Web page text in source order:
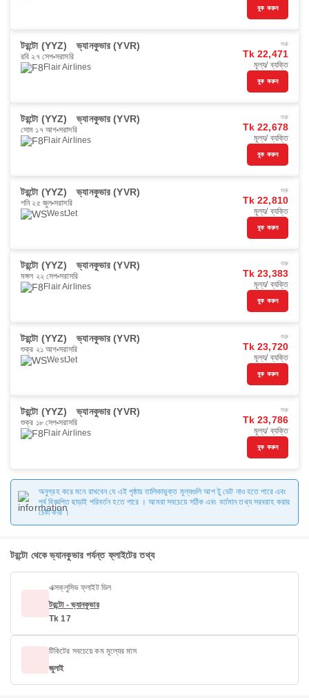
বুক করুন
টরন্টো (YYZ) ভ্যানকুভার (YVR)
রবি ২৭ সেপ সরাসরি
Flair Airlines
শুরু
Tk 22,471
মূল্য/ ব্যক্তি
বুক করুন
টরন্টো (YYZ) ভ্যানকুভার (YVR)
সোম ১৭ আগ সরাসরি
Flair Airlines
শুরু
Tk 22,678
মূল্য/ ব্যক্তি
বুক করুন
টরন্টো (YYZ) ভ্যানকুভার (YVR)
শনি ২৫ জুল সরাসরি
WestJet
শুরু
Tk 22,810
মূল্য/ ব্যক্তি
বুক করুন
টরন্টো (YYZ) ভ্যানকুভার (YVR)
মঙ্গল ২২ সেপ সরাসরি
Flair Airlines
শুরু
Tk 23,383
মূল্য/ ব্যক্তি
বুক করুন
টরন্টো (YYZ) ভ্যানকুভার (YVR)
শুক্র ২১ আগ সরাসরি
WestJet
শুরু
Tk 23,720
মূল্য/ ব্যক্তি
বুক করুন
টরন্টো (YYZ) ভ্যানকুভার (YVR)
শুক্র ১৮ সেপ সরাসরি
Flair Airlines
শুরু
Tk 23,786
মূল্য/ ব্যক্তি
বুক করুন
অনুগ্রহ করে মনে রাখবেন যে এই পৃষ্ঠায় তালিকাভুক্ত মূল্যগুলি আপ টু ডেট নাও হতে পারে এবং
পূর্ব বিজ্ঞপ্তি ছাড়াই পরিবর্তন হতে পারে । আমরা সবচেয়ে সঠিক এবং বর্তমান তথ্য সরবরাহ করার
চেষ্টা করি ।
টরন্টো থেকে ভ্যানকুভার পর্যন্ত ফ্লাইটের তথ্য
এক্সক্লুসিভ ফ্লাইট ডিল
টরন্টো - ভ্যানকুভার
Tk 17
টিকিটের সবচেয়ে কম মূল্যের মাস
জুলাই